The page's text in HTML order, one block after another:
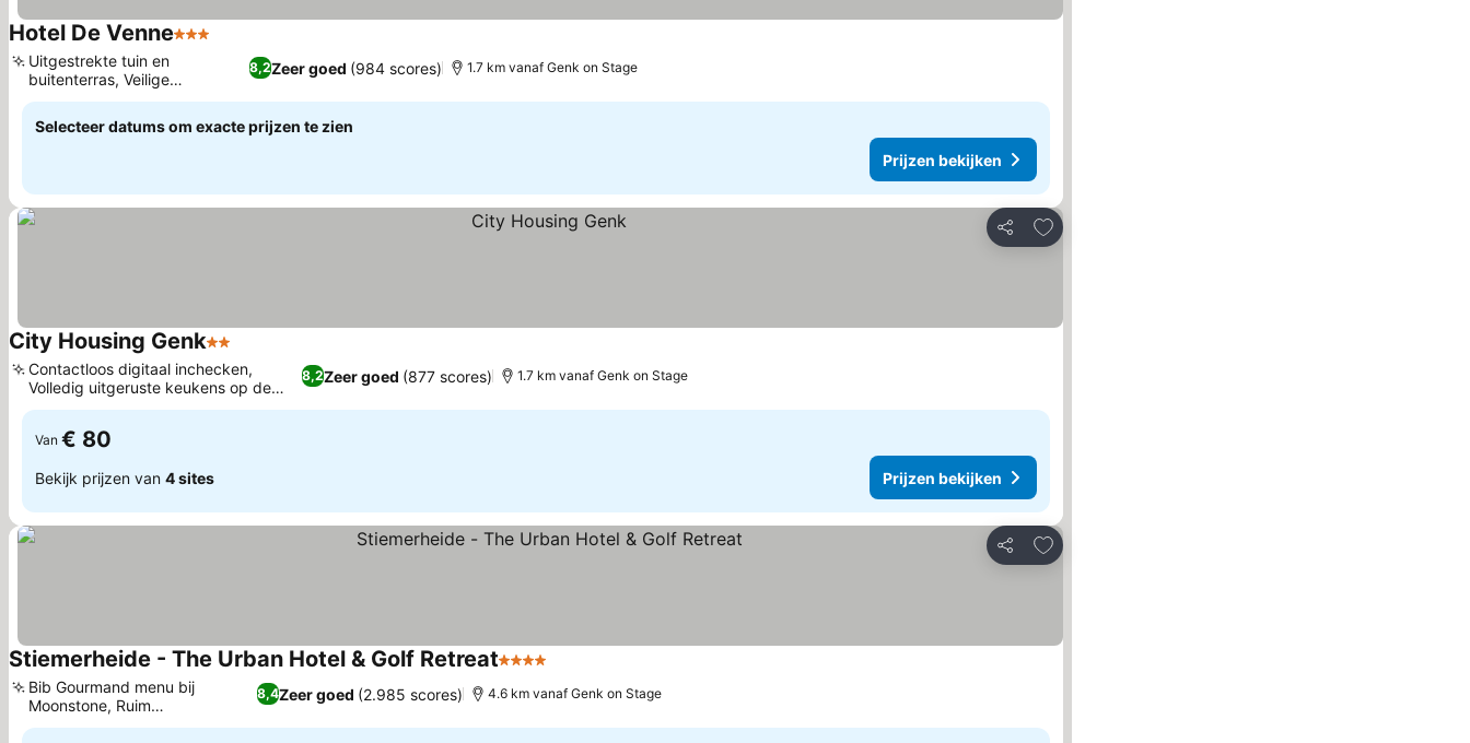
Hotel De Venne3 Sterren
8,2Zeer goed (984 scores)
Uitgestrekte tuin en
buitenterras, Veilige
fietsenstalling
1.7 km vanaf Genk on Stage
Selecteer datums om exacte prijzen te zien
Prijzen bekijken
Delen
Toevoegen aan favorieten
City Housing Genk2 Sterren
8,2Zeer goed (877 scores)
Contactloos digitaal inchecken,
Volledig uitgeruste keukens op de
kamer
1.7 km vanaf Genk on Stage
Van € 80
Bekijk prijzen van 4 sites Prijzen bekijken
Delen
Toevoegen aan favorieten
Stiemerheide - The Urban Hotel & Golf Retreat4 Sterren
8,4Zeer goed (2.985 scores)
Bib Gourmand menu bij
Moonstone, Ruim
binnenzwembad
4.6 km vanaf Genk on Stage